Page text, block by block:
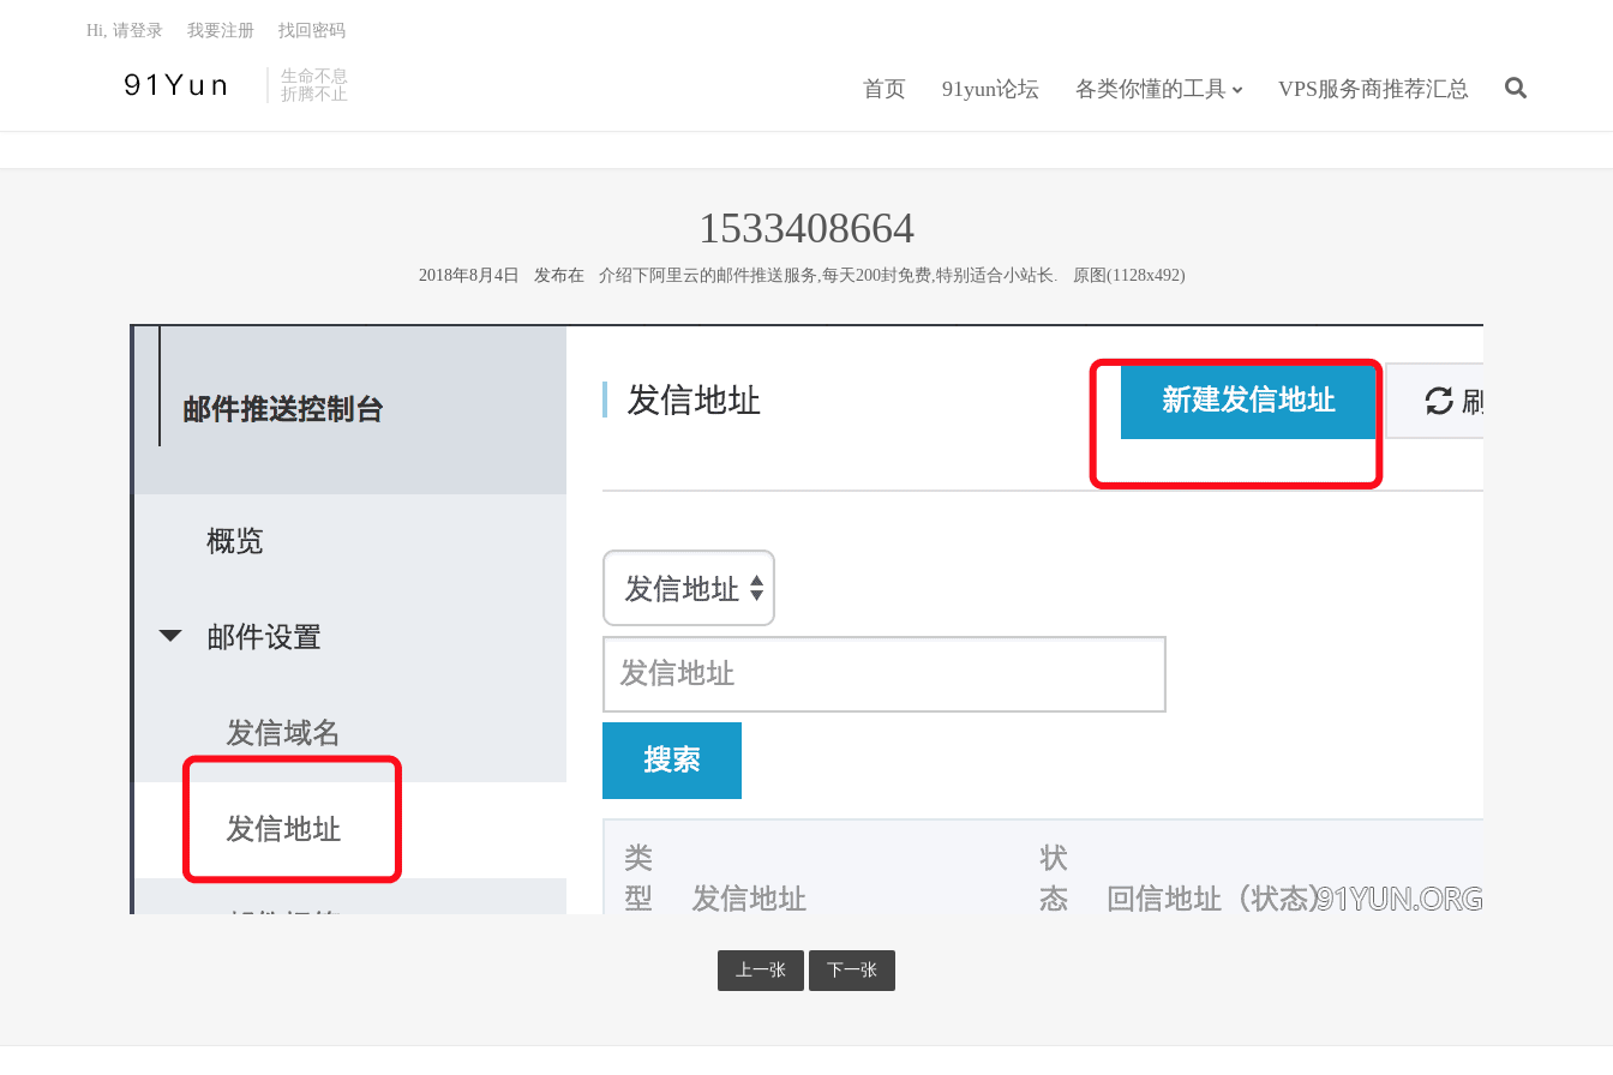
生命不息
折腾不止
首页 91yun论坛 各类你懂的工具 VPS服务商推荐汇总
Hi, 请登录 我要注册 找回密码
1533408664
2018年8月4日 发布在 介绍下阿里云的邮件推送服务,每天200封免费,特别适合小站长. 原图(1128x492)
上一张 下一张